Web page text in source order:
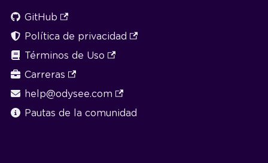
GitHub
Política de privacidad
Términos de Uso
Carreras
help@odysee.com
Pautas de la comunidad